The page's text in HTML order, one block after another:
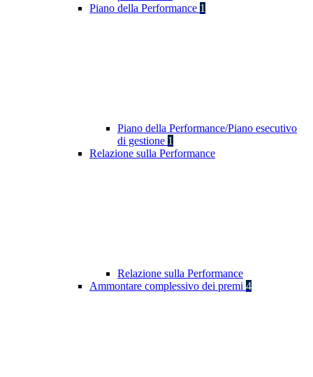
Piano della Performance 1
Piano della Performance/Piano esecutivo
di gestione 1
Relazione sulla Performance
Relazione sulla Performance
Ammontare complessivo dei premi 4